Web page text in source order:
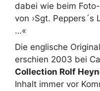
dabei wie beim
von ›Sgt. Peppers´s
…«
Die englische
erschien 2003 bei
Collection Rolf
Inhalt immer vor